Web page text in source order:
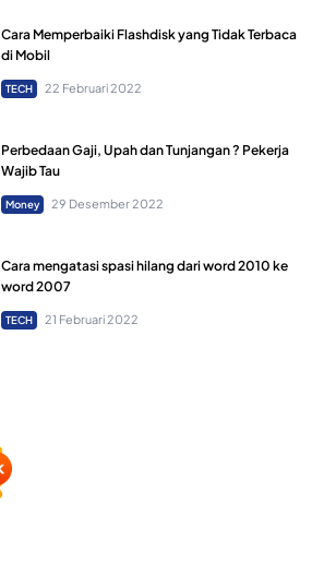
Cara Memperbaiki Flashdisk yang Tidak Terbaca
di Mobil
TECH 22 Februari 2022
Perbedaan Gaji, Upah dan Tunjangan ? Pekerja
Wajib Tau
Money 29 Desember 2022
Cara mengatasi spasi hilang dari word 2010 ke
word 2007
TECH 21 Februari 2022